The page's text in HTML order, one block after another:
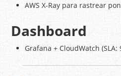
AWS X-Ray para rastrear
Dashboard
Grafana + CloudWatch